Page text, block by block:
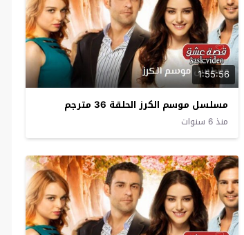
1:55:56
مسلسل موسم الكرز الحلقة 36 مترجم
منذ 6 سنوات